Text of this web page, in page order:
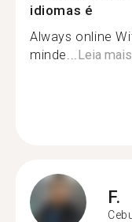
idiomas é
Always online
minde...Leia mais
F.